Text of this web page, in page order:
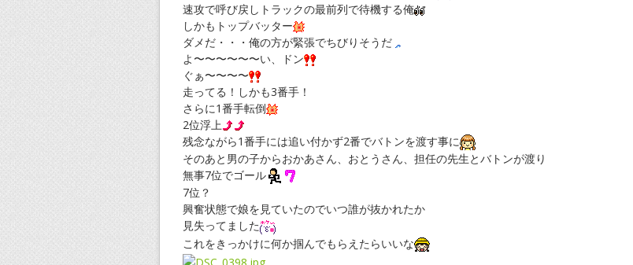
速攻で呼び戻しトラックの最前列で待機する俺
しかもトップバッター
ダメだ・・・俺の方が緊張でちびりそうだ
よ〜〜〜〜〜〜い、ドン
ぐぁ〜〜〜〜
走ってる！しかも3番手！
さらに1番手転倒
2位浮上
残念ながら1番手には追い付かず2番でバトンを渡す事に
そのあと男の子からおかあさん、おとうさん、担任の先生とバトンが渡り
無事7位でゴール
7位？
興奮状態で娘を見ていたのでいつ誰が抜かれたか
見失ってました
これをきっかけに何か掴んでもらえたらいいな